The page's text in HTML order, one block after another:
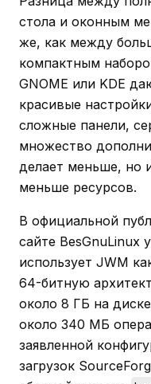
стола и оконным
же, как между
компактным
GNOME или KDE
красивые
сложные панели,
множество
делает меньше, но
меньше ресурсов.
В официальной
сайте BesGnuLinux
использует JWM
64-битную
около 8 ГБ на
около 340 МБ
заявленной
загрузок